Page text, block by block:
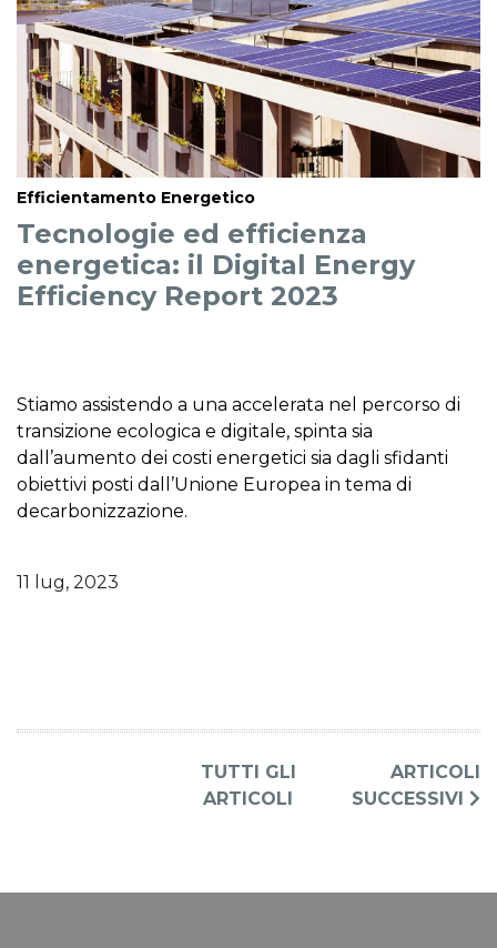
Efficientamento Energetico
Tecnologie ed efficienza
energetica: il Digital Energy
Efficiency Report 2023
Stiamo assistendo a una accelerata nel percorso di
transizione ecologica e digitale, spinta sia
dall’aumento dei costi energetici sia dagli sfidanti
obiettivi posti dall’Unione Europea in tema di
decarbonizzazione.
11 lug, 2023
TUTTI GLI
ARTICOLI
ARTICOLI
SUCCESSIVI